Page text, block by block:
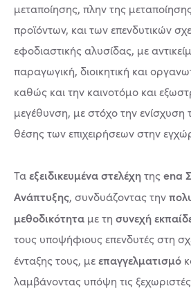
μεταποίησης, πλην της
προϊόντων, και των επενδυτικών
εφοδιαστικής αλυσίδας, με
παραγωγική, διοικητική και
καθώς και την καινοτόμο και
μεγέθυνση, με στόχο την ενίσχυση
θέσης των επιχειρήσεων στην
Ταεξειδικευμένα στελέχητηςena
Ανάπτυξης, συνδυάζοντας την
μεθοδικότητα με τη συνεχή
τους υποψήφιους επενδυτές στη
ένταξης τους, μεεπαγγελματισμό
λαμβάνοντας υπόψη τις